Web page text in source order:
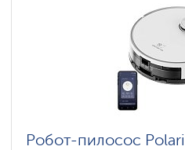
Робот-пилосос